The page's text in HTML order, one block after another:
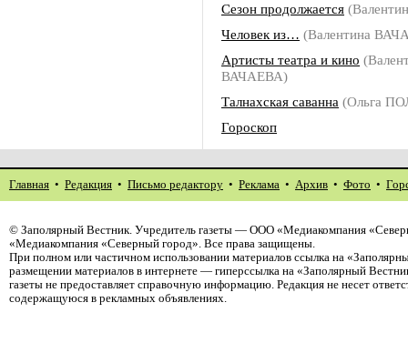
Сезон продолжается
Человек из… (Валентина
Артисты театра и кино
ВАЧАЕВА)
Талнахская саванна (Ольга
Гороскоп
Главная • Редакция • Письмо редактору • Реклама • Архив • Фото •
© Заполярный Вестник. Учредитель газеты — ООО «Медиакомпания
«Медиакомпания «Северный город». Все права защищены.
При полном или частичном использовании материалов ссылка на
размещении материалов в интернете — гиперссылка на «Заполярный
газеты не предоставляет справочную информацию. Редакция не несет
содержащуюся в рекламных объявлениях.